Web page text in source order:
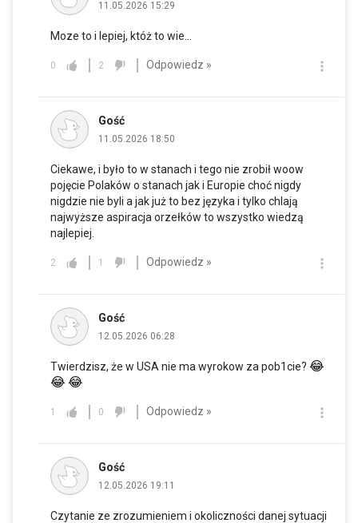
11.05.2026 15:29
Moze to i lepiej, któż to wie...
0 2 Odpowiedz »
Gość
11.05.2026 18:50
Ciekawe, i było to w stanach i tego nie zrobił woow
pojęcie Polaków o stanach jak i Europie choć nigdy
nigdzie nie byli a jak już to bez języka i tylko chlają
najwyższe aspiracja orzełków to wszystko wiedzą
najlepiej.
2 1 Odpowiedz »
Gość
12.05.2026 06:28
Twierdzisz, że w USA nie ma wyrokow za pob1cie? 😂
😂 😂
1 0 Odpowiedz »
Gość
12.05.2026 19:11
Czytanie ze zrozumieniem i okoliczności danej sytuacji